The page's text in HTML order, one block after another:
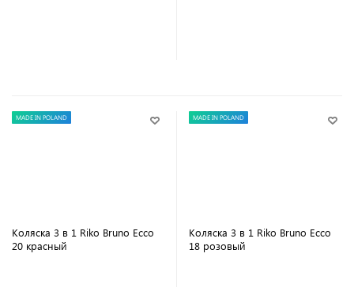
MADE IN POLAND
Коляска 3 в 1 Riko Bruno Ecco
20 красный
MADE IN POLAND
Коляска 3 в 1 Riko Bruno Ecco
18 розовый